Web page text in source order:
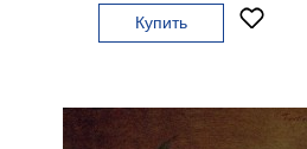
Купить